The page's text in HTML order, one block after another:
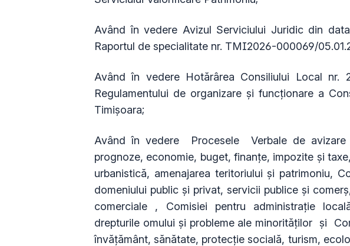
Având în vedere Avizul Serviciului Juridic din
Raportul de specialitate nr. TMI2026-000069/
Având în vedere Hotărârea Consiliului Local nr.
Regulamentului de organizare și funcționare a
Timișoara;
Având în vedere Procesele Verbale de avizare
prognoze, economie, buget, finanțe, impozite și
urbanistică, amenajarea teritoriului și patrimoniu,
domeniului public și privat, servicii publice și
comerciale , Comisiei pentru administrație
drepturile omului și probleme ale minorităților și
învățământ, sănătate, protecție socială, turism,